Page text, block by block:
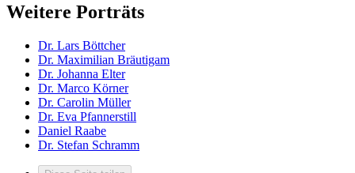
Weitere Porträts
Dr. Lars Böttcher
Dr. Maximilian Bräutigam
Dr. Johanna Elter
Dr. Marco Körner
Dr. Carolin Müller
Dr. Eva Pfannerstill
Daniel Raabe
Dr. Stefan Schramm